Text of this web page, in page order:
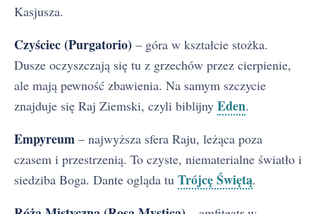
Kasjusza.
Czyściec (Purgatorio) – góra w kształcie stożka.
Dusze oczyszczają się tu z grzechów przez cierpienie,
ale mają pewność zbawienia. Na samym szczycie
znajduje się Raj Ziemski, czyli biblijny Eden.
Empyreum – najwyższa sfera Raju, leżąca poza
czasem i przestrzenią. To czyste, niematerialne światło i
siedziba Boga. Dante ogląda tu Trójcę Świętą.